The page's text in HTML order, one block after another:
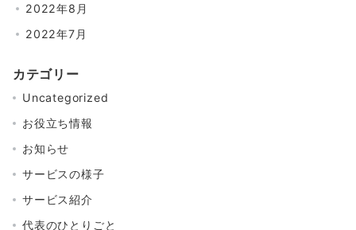
2022年8月
2022年7月
カテゴリー
Uncategorized
お役立ち情報
お知らせ
サービスの様子
サービス紹介
代表のひとりごと